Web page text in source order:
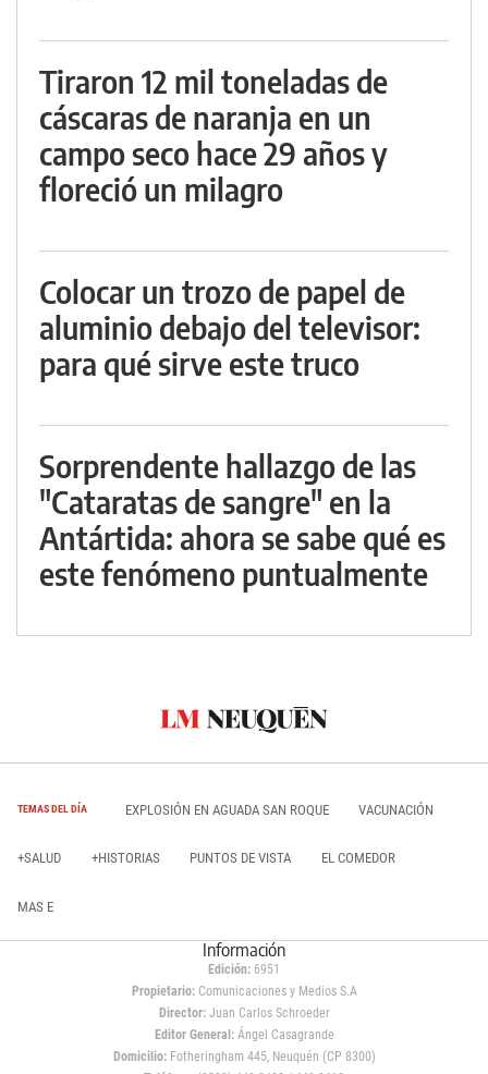
Tiraron 12 mil toneladas de
cáscaras de naranja en un
campo seco hace 29 años y
floreció un milagro
Colocar un trozo de papel de
aluminio debajo del televisor:
para qué sirve este truco
Sorprendente hallazgo de las
"Cataratas de sangre" en la
Antártida: ahora se sabe qué es
este fenómeno puntualmente
TEMAS DEL DÍA EXPLOSIÓN EN AGUADA SAN ROQUE VACUNACIÓN
+SALUD +HISTORIAS PUNTOS DE VISTA EL COMEDOR
MAS E
Información
Edición: 6951
Propietario:Comunicaciones y Medios S.A
Director: Juan Carlos Schroeder
Editor General:Ángel Casagrande
Domicilio:Fotheringham 445, Neuquén (CP 8300)